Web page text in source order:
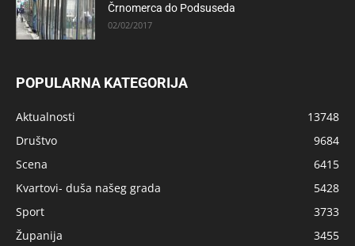
Črnomerca do Podsuseda
02/02/2017
POPULARNA KATEGORIJA
Aktualnosti
13748
Društvo
9684
Scena
6415
Kvartovi- duša našeg grada
5428
Sport
3733
Županija
3455